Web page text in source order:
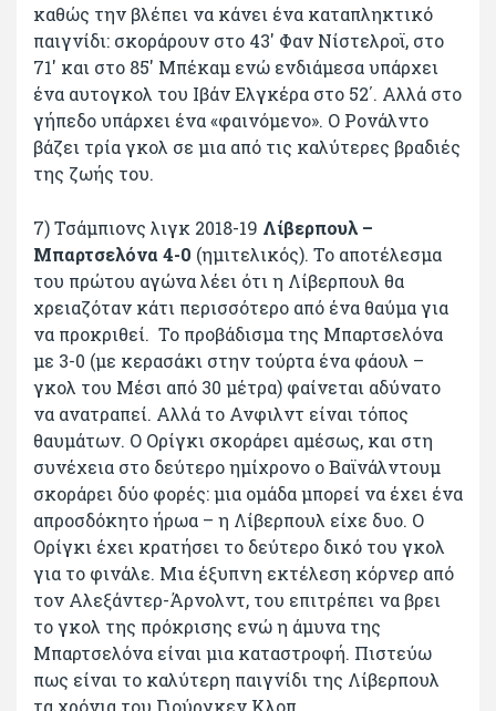
καθώς την βλέπει να κάνει ένα καταπληκτικό
παιγνίδι: σκοράρουν στο 43' Φαν Νίστελροϊ, στο
71' και στο 85' Μπέκαμ ενώ ενδιάμεσα υπάρχει
ένα αυτογκολ του Ιβάν Ελγκέρα στο 52΄. Αλλά στο
γήπεδο υπάρχει ένα «φαινόμενο». Ο Ρονάλντο
βάζει τρία γκολ σε μια από τις καλύτερες βραδιές
της ζωής του.
7) Τσάμπιονς λιγκ 2018-19 Λίβερπουλ –
Μπαρτσελόνα 4-0 (ημιτελικός). Το αποτέλεσμα
του πρώτου αγώνα λέει ότι η Λίβερπουλ θα
χρειαζόταν κάτι περισσότερο από ένα θαύμα για
να προκριθεί. Το προβάδισμα της Μπαρτσελόνα
με 3-0 (με κερασάκι στην τούρτα ένα φάουλ –
γκολ του Μέσι από 30 μέτρα) φαίνεται αδύνατο
να ανατραπεί. Αλλά το Ανφιλντ είναι τόπος
θαυμάτων. Ο Ορίγκι σκοράρει αμέσως, και στη
συνέχεια στο δεύτερο ημίχρονο ο Βαϊνάλντουμ
σκοράρει δύο φορές: μια ομάδα μπορεί να έχει ένα
απροσδόκητο ήρωα – η Λίβερπουλ είχε δυο. Ο
Ορίγκι έχει κρατήσει το δεύτερο δικό του γκολ
για το φινάλε. Μια έξυπνη εκτέλεση κόρνερ από
τον Αλεξάντερ-Άρνολντ, του επιτρέπει να βρει
το γκολ της πρόκρισης ενώ η άμυνα της
Μπαρτσελόνα είναι μια καταστροφή. Πιστεύω
πως είναι το καλύτερη παιγνίδι της Λίβερπουλ
τα χρόνια του Γιούργκεν Κλοπ.